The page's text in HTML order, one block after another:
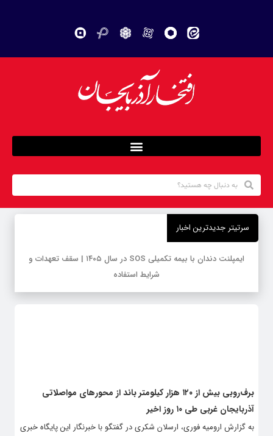
سرتیتر جدیدترین اخبار
آذربایجان غربی طی ۱۰ روز اخیر
به گزارش ارومیه فوری، ارسلان شکری در گفتگو با خبرنگار این پایگاه خبری
با اعلام خبر فوق در ادامه افزود: هم اینک وضعیت جوی آذربایجان غربی